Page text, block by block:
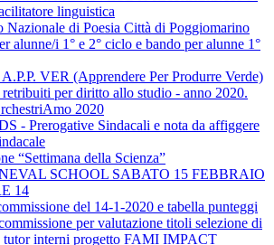
linguistica
Nazionale di Poesia Città di Poggiomarino
alunne/i 1° e 2° ciclo e bando per alunne 1°
VER (Apprendere Per Produrre Verde)
retribuiti per diritto allo studio - anno 2020.
2020
- Prerogative Sindacali e nota da affiggere
“Settimana della Scienza”
SCHOOL SABATO 15 FEBBRAIO
14
del 14-1-2020 e tabella punteggi
per valutazione titoli selezione di
tutor interni progetto FAMI IMPACT